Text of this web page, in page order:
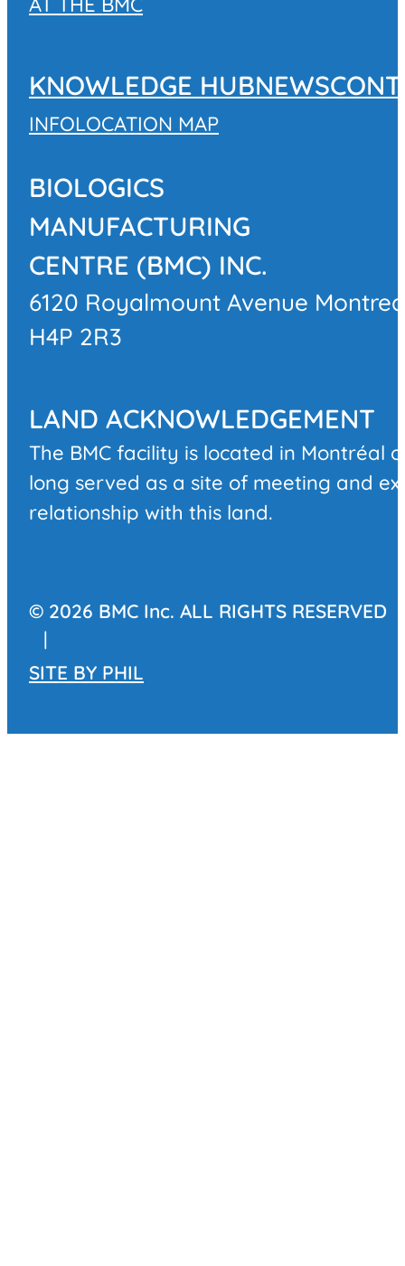
KNOWLEDGE HUBNEWS
INFOLOCATION MAP
BIOLOGICS
MANUFACTURING
CENTRE (BMC) INC.
6120 Royalmount Avenue
H4P 2R3
LAND ACKNOWLEDGEMENT
The BMC facility is located in
long served as a site of meeting and
relationship with this land.
© 2026 BMC Inc. ALL RIGHTS RESERVED
|
SITE BY PHIL